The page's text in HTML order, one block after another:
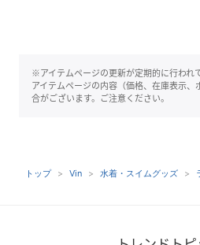
※アイテムページの更新が定期的に行われ
アイテムページの内容（価格、在庫表示
合がございます。ご注意ください。
トップ Vin 水着・スイムグッズ